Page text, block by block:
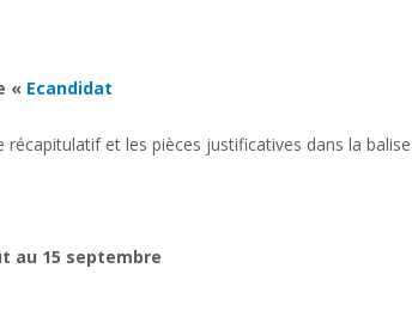
« Ecandidat
et les pièces justificatives dans la balise
au 15 septembre